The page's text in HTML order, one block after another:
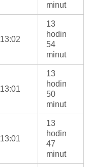
minut
13:02
13
hodin
54
minut
13:01
13
hodin
50
minut
13:01
13
hodin
47
minut